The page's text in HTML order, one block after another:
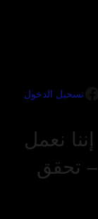
تسجيل الدخول
نعمل
تحقق